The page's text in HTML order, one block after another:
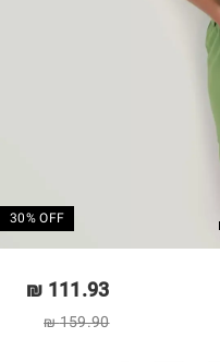
30% OFF
111.93 ₪
159.90 ₪